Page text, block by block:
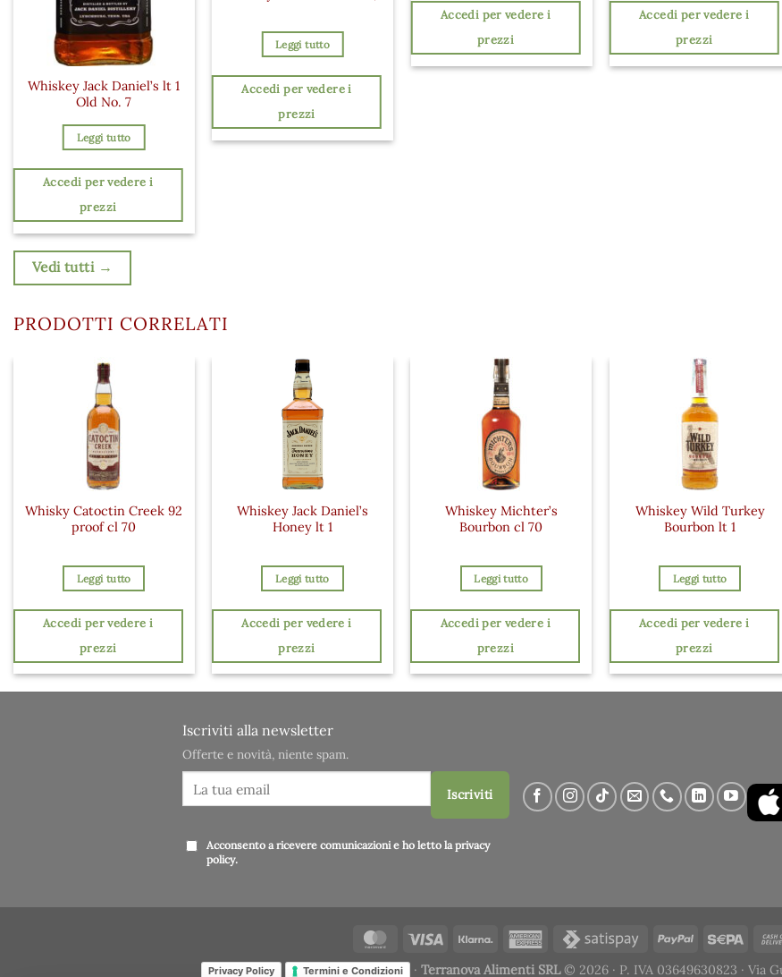
Whiskey Jack Daniel’s lt 1
Old No. 7
Leggi tutto
Accedi per vedere i
prezzi
Leggi tutto
Accedi per vedere i
prezzi
Accedi per vedere i
prezzi
Accedi per vedere i
prezzi
Vedi tutti →
PRODOTTI CORRELATI
Whisky Catoctin Creek 92
proof cl 70
Leggi tutto
Accedi per vedere i
prezzi
Whiskey Jack Daniel’s
Honey lt 1
Leggi tutto
Accedi per vedere i
prezzi
Whiskey Michter’s
Bourbon cl 70
Leggi tutto
Accedi per vedere i
prezzi
Whiskey Wild Turkey
Bourbon lt 1
Leggi tutto
Accedi per vedere i
prezzi
Iscriviti alla newsletter
Offerte e novità, niente spam.
Iscriviti
Acconsento a ricevere comunicazioni e ho letto laprivacy
policy.
Privacy Policy Termini e Condizioni · Terranova Alimenti SRL© 2026 · P. IVA 03649630823 · Via